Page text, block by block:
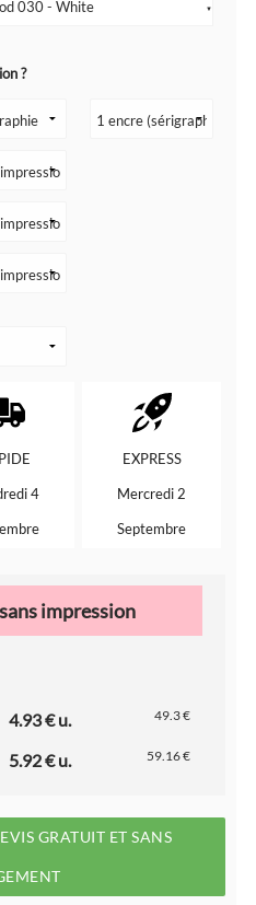
030 - White ▼
?
4
EXPRESS
Mercredi 2
Septembre
impression
4.93 € u. 49.3 €
5.92 € u. 59.16 €
GRATUIT ET SANS